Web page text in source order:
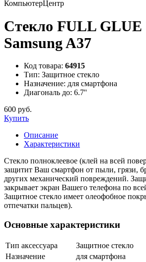
Стекло FULL GLUE
Samsung A37
Код товара: 64915
Тип: Защитное стекло
Назначение: для смартфона
Диагональ до: 6.7''
600 руб.
Купить
Описание
Характеристики
Стекло полноклеевое (клей на всей
защитит Ваш смартфон от пыли, грязи,
других механический повреждений.
закрывает экран Вашего телефона по
Защитное стекло имеет олеофобное
отпечатки пальцев).
Основные характеристики
Тип аксессуара
Защитное стекло
Назначение
для смартфона